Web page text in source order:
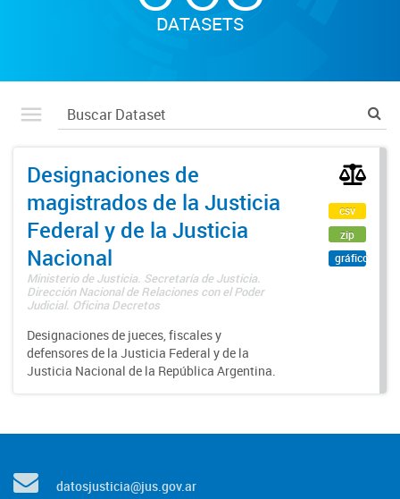
DATASETS
Designaciones de
magistrados de la Justicia
Federal y de la Justicia
Nacional
Ministerio de Justicia. Secretaría de Justicia.
Dirección Nacional de Relaciones con el Poder
Judicial. Oficina Decretos
Designaciones de jueces, fiscales y
defensores de la Justicia Federal y de la
Justicia Nacional de la República Argentina.
csv
zip
gráfico
datosjusticia@jus.gov.ar